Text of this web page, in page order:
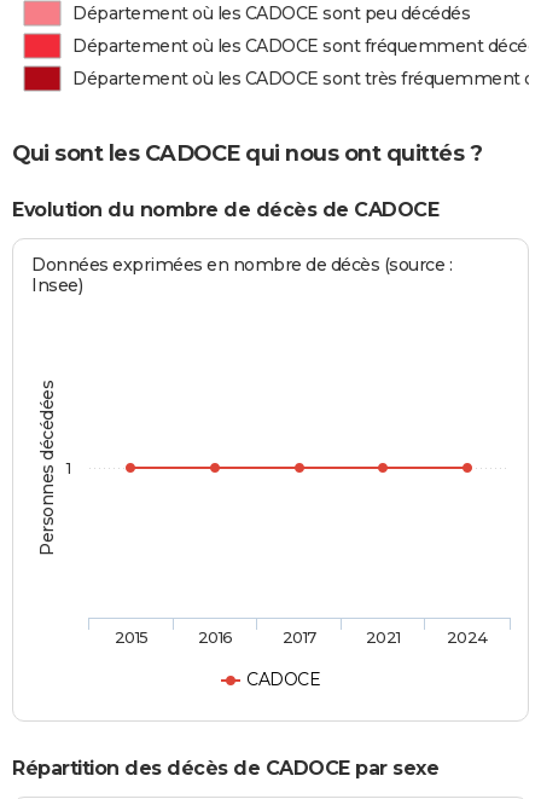
Département où les CADOCE sont peu décédés
Département où les CADOCE sont fréquemment
Département où les CADOCE sont très fréquemment
Qui sont les CADOCE qui nous ont quittés ?
Evolution du nombre de décès de CADOCE
Personnes décédées
Données exprimées en nombre de décès (source :
Insee)
CADOCE
2015 2016 2017 2021 2024
1
Répartition des décès de CADOCE par sexe